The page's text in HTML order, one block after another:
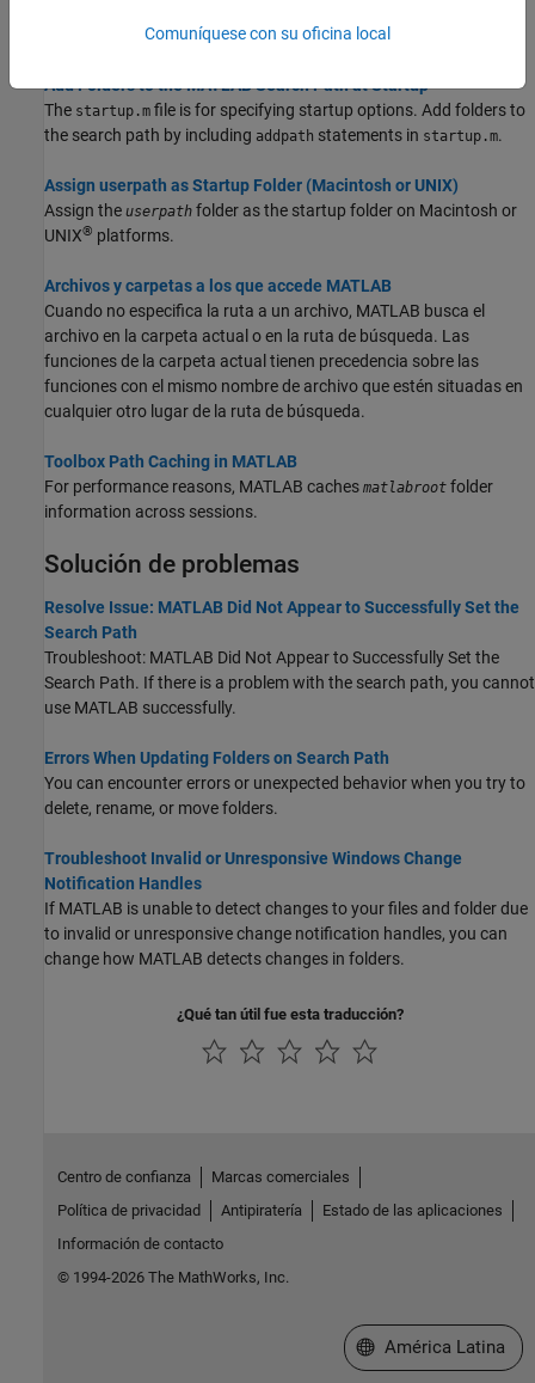
because the default folders that come with the products change.
Add Folders to the MATLAB Search Path at Startup
The startup.m file is for specifying startup options. Add folders to
the search path by including addpath statements in startup.m.
Assign userpath as Startup Folder (Macintosh or UNIX)
Assign the userpath folder as the startup folder on Macintosh or
UNIX® platforms.
Archivos y carpetas a los que accede MATLAB
Cuando no especifica la ruta a un archivo, MATLAB busca el
archivo en la carpeta actual o en la ruta de búsqueda. Las
funciones de la carpeta actual tienen precedencia sobre las
funciones con el mismo nombre de archivo que estén situadas en
cualquier otro lugar de la ruta de búsqueda.
Toolbox Path Caching in MATLAB
For performance reasons, MATLAB caches matlabroot folder
information across sessions.
Solución de problemas
Resolve Issue: MATLAB Did Not Appear to Successfully Set the
Search Path
Troubleshoot: MATLAB Did Not Appear to Successfully Set the
Search Path. If there is a problem with the search path, you cannot
use MATLAB successfully.
Errors When Updating Folders on Search Path
You can encounter errors or unexpected behavior when you try to
delete, rename, or move folders.
Troubleshoot Invalid or Unresponsive Windows Change
Notification Handles
If MATLAB is unable to detect changes to your files and folder due
to invalid or unresponsive change notification handles, you can
change how MATLAB detects changes in folders.
¿Qué tan útil fue esta traducción?
Comuníquese con su oficina local
Centro de confianza
Marcas comerciales
Política de privacidad
Antipiratería
Estado de las aplicaciones
Información de contacto
© 1994-2026 The MathWorks, Inc.
Seleccione un país/
América Latina